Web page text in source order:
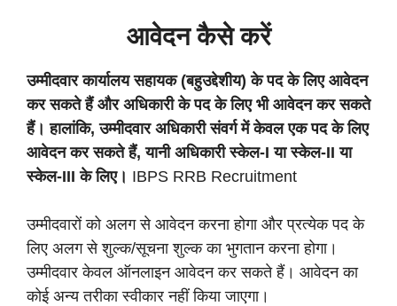
आवेदन कैसे करें
उम्मीदवार कार्यालय सहायक (बहुउद्देशीय) के पद के लिए आवेदन
कर सकते हैं और अधिकारी के पद के लिए भी आवेदन कर सकते
हैं। हालांकि, उम्मीदवार अधिकारी संवर्ग में केवल एक पद के लिए
आवेदन कर सकते हैं, यानी अधिकारी स्केल-I या स्केल-II या
स्केल-III के लिए। IBPS RRB Recruitment
उम्मीदवारों को अलग से आवेदन करना होगा और प्रत्येक पद के
लिए अलग से शुल्क/सूचना शुल्क का भुगतान करना होगा।
उम्मीदवार केवल ऑनलाइन आवेदन कर सकते हैं। आवेदन का
कोई अन्य तरीका स्वीकार नहीं किया जाएगा।